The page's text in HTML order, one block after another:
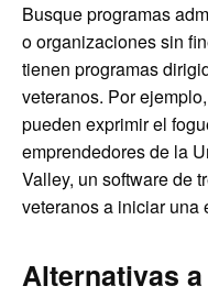
Busque programas
o organizaciones sin
tienen programas
veteranos. Por
pueden exprimir el
emprendedores de la
Valley, un software de
veteranos a iniciar una
Alternativas